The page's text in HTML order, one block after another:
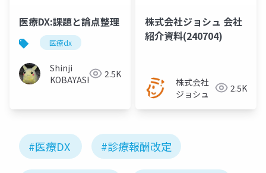
医療DX:課題と論点整理
医療dx
Shinji
KOBAYASHI
2.5K
株式会社ジョシュ 会社
紹介資料(240704)
株式会社
ジョシュ
2.5K
#医療DX #診療報酬改定